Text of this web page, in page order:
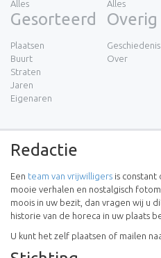
Alles
Alles
Gesorteerd
Plaatsen
Buurt
Straten
Jaren
Eigenaren
Overig
Geschiedenis
Over
Redactie
Een team van vrijwilligers is constant
mooie verhalen en nostalgisch
moois in uw bezit, dan vragen wij u
historie van de horeca in uw plaats
U kunt het zelf plaatsen of mailen